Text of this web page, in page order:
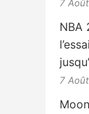
7
NBA
7